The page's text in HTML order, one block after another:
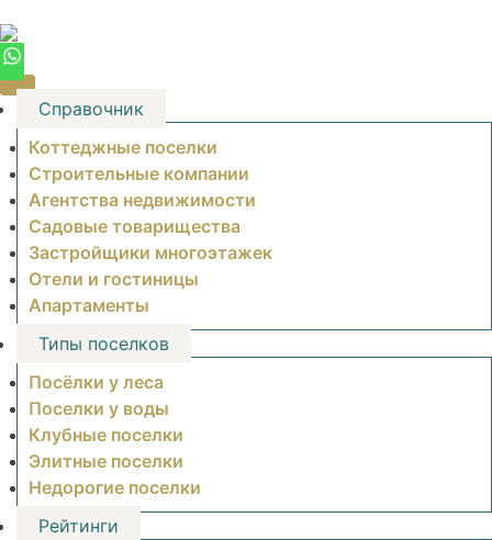
to
content
Справочник
Коттеджные поселки
Строительные компании
Агентства недвижимости
Садовые товарищества
Застройщики многоэтажек
Отели и гостиницы
Апартаменты
Типы поселков
Посёлки у леса
Поселки у воды
Клубные поселки
Элитные поселки
Недорогие поселки
Рейтинги